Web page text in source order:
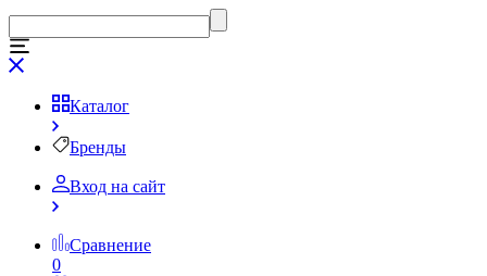
Каталог
Бренды
Вход на сайт
Сравнение
0